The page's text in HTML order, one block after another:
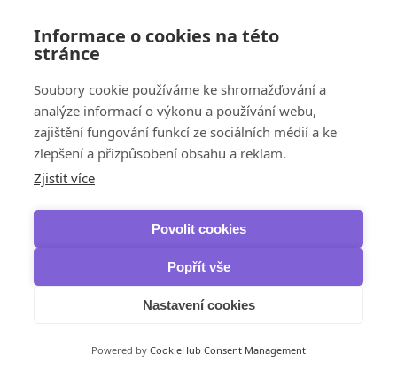
VPN
VPN Complete
Panda Security
Dome VPN
IObit
iTop VPN & iTop Private Browser
Zálohování, obnova dat a vypalování
IObit
iTop Data Recovery
Smart Defrag Pro
Burning Studio
Backupper Pro Family
Backupper Technician
Informace o cookies na této
stránce
Soubory cookie používáme ke shromažďování a
analýze informací o výkonu a používání webu,
zajištění fungování funkcí ze sociálních médií a ke
zlepšení a přizpůsobení obsahu a reklam.
Zjistit více
Povolit cookies
Popřít vše
Nastavení cookies
Powered by CookieHub Consent Management